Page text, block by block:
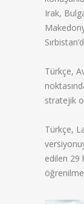
Irak,
Türkçe,
stratejik
Türkçe,
edilen 29